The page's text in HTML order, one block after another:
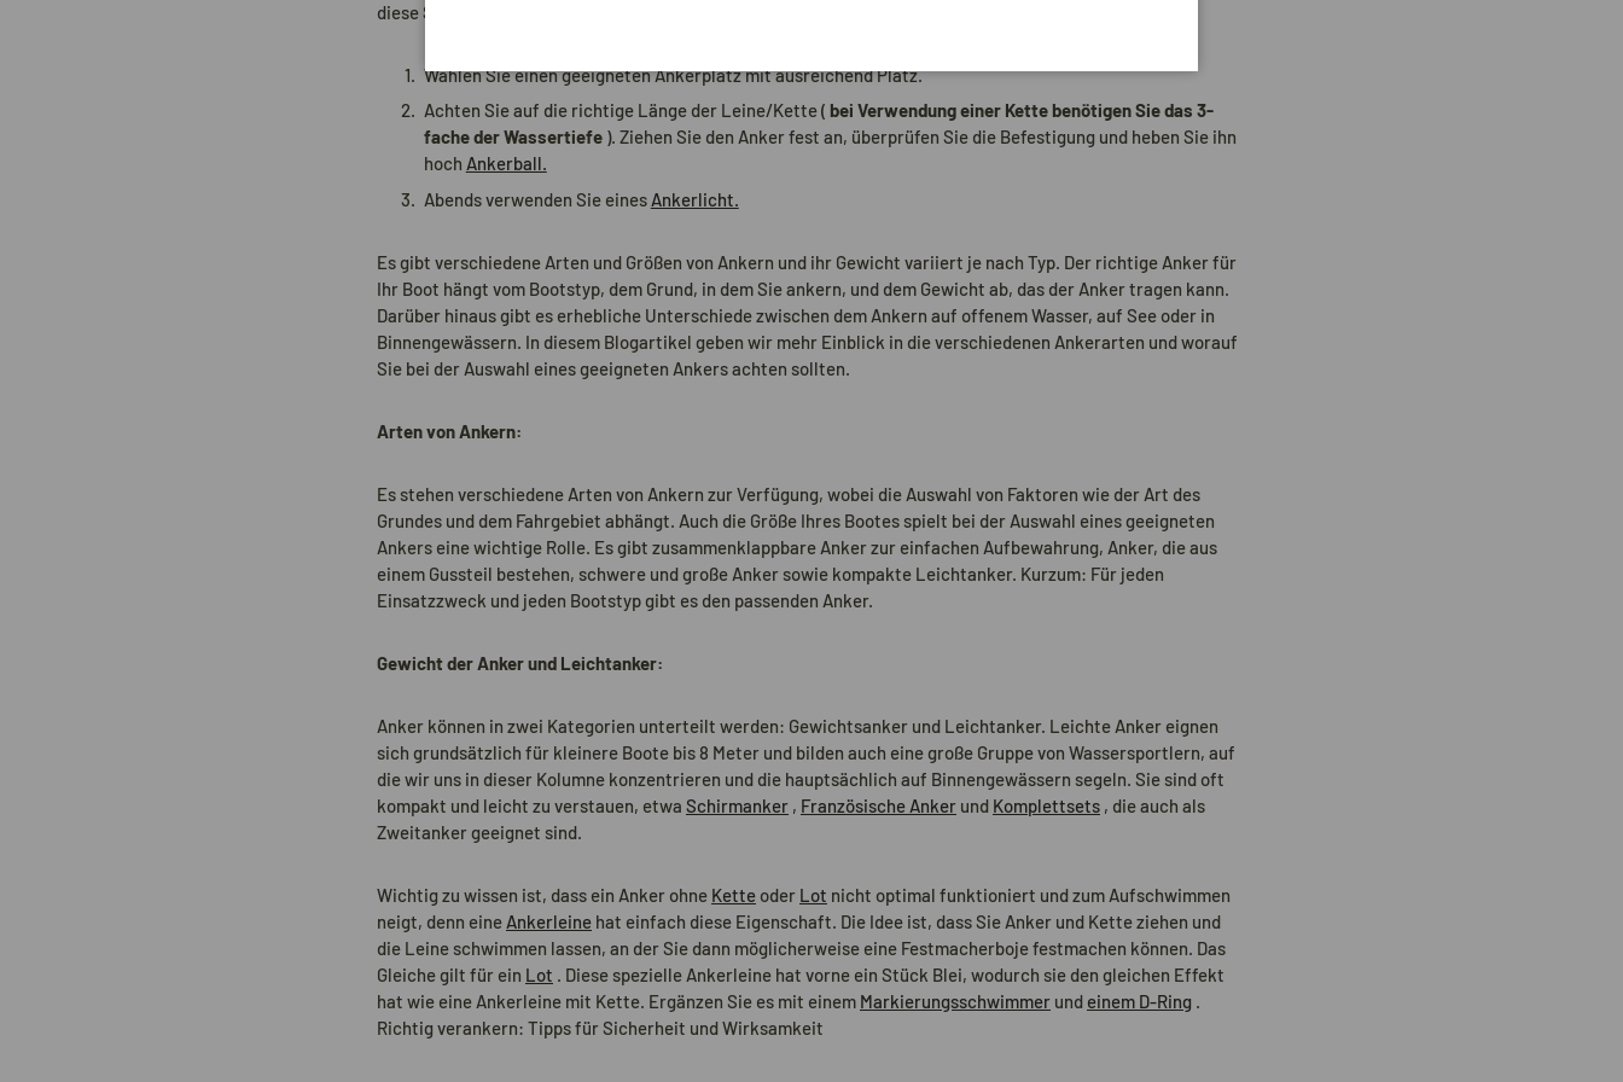
diese Schritte für eine sichere und korrekte Verankerung:
Wählen Sie einen geeigneten Ankerplatz mit ausreichend Platz.
Achten Sie auf die richtige Länge der Leine/Kette ( bei Verwendung einer Kette benötigen Sie das 3-
fache der Wassertiefe ). Ziehen Sie den Anker fest an, überprüfen Sie die Befestigung und heben Sie ihn
hoch Ankerball.
Abends verwenden Sie eines Ankerlicht.
Es gibt verschiedene Arten und Größen von Ankern und ihr Gewicht variiert je nach Typ. Der richtige Anker für
Ihr Boot hängt vom Bootstyp, dem Grund, in dem Sie ankern, und dem Gewicht ab, das der Anker tragen kann.
Darüber hinaus gibt es erhebliche Unterschiede zwischen dem Ankern auf offenem Wasser, auf See oder in
Binnengewässern. In diesem Blogartikel geben wir mehr Einblick in die verschiedenen Ankerarten und worauf
Sie bei der Auswahl eines geeigneten Ankers achten sollten.
Arten von Ankern:
Es stehen verschiedene Arten von Ankern zur Verfügung, wobei die Auswahl von Faktoren wie der Art des
Grundes und dem Fahrgebiet abhängt. Auch die Größe Ihres Bootes spielt bei der Auswahl eines geeigneten
Ankers eine wichtige Rolle. Es gibt zusammenklappbare Anker zur einfachen Aufbewahrung, Anker, die aus
einem Gussteil bestehen, schwere und große Anker sowie kompakte Leichtanker. Kurzum: Für jeden
Einsatzzweck und jeden Bootstyp gibt es den passenden Anker.
Gewicht der Anker und Leichtanker:
Anker können in zwei Kategorien unterteilt werden: Gewichtsanker und Leichtanker. Leichte Anker eignen
sich grundsätzlich für kleinere Boote bis 8 Meter und bilden auch eine große Gruppe von Wassersportlern, auf
die wir uns in dieser Kolumne konzentrieren und die hauptsächlich auf Binnengewässern segeln. Sie sind oft
kompakt und leicht zu verstauen, etwa Schirmanker , Französische Anker und Komplettsets , die auch als
Zweitanker geeignet sind.
Wichtig zu wissen ist, dass ein Anker ohne Kette oder Lot nicht optimal funktioniert und zum Aufschwimmen
neigt, denn eine Ankerleine hat einfach diese Eigenschaft. Die Idee ist, dass Sie Anker und Kette ziehen und
die Leine schwimmen lassen, an der Sie dann möglicherweise eine Festmacherboje festmachen können. Das
Gleiche gilt für ein Lot . Diese spezielle Ankerleine hat vorne ein Stück Blei, wodurch sie den gleichen Effekt
hat wie eine Ankerleine mit Kette. Ergänzen Sie es mit einem Markierungsschwimmer und einem D-Ring .
Richtig verankern: Tipps für Sicherheit und Wirksamkeit